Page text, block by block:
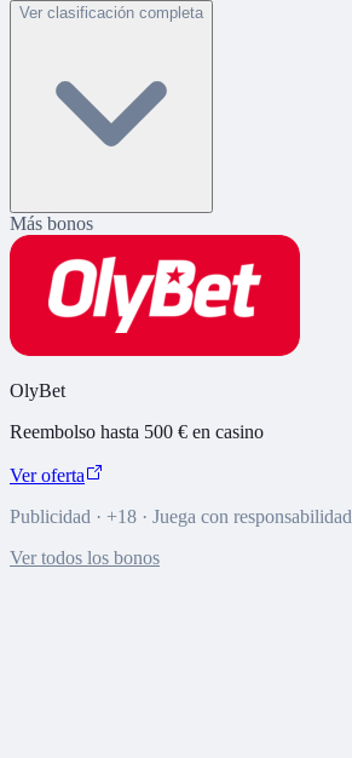
Ver clasificación completa
Más bonos
OlyBet
Reembolso hasta 500 € en casino
Ver oferta
Publicidad · +18 · Juega con responsabilidad
Ver todos los bonos